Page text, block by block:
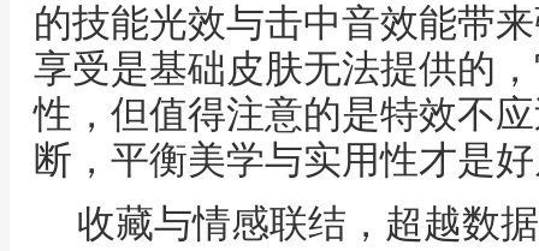
的技能光效与击中音效能带
享受是基础皮肤无法提供的
性，但值得注意的是特效不
断，平衡美学与实用性才是
收藏与情感联结，超越数